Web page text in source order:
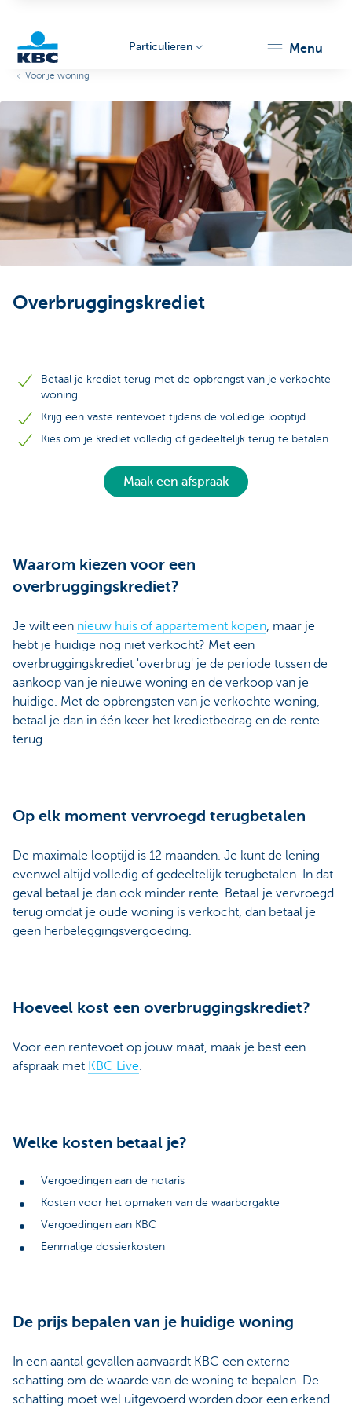
Particulieren
Particulieren menu
Voor je woning
Overbruggingskrediet
Betaal je krediet terug met de opbrengst van je verkochte
woning
Krijg een vaste rentevoet tijdens de volledige looptijd
Kies om je krediet volledig of gedeeltelijk terug te betalen
Maak een afspraak
Waarom kiezen voor een
overbruggingskrediet?
Je wilt een nieuw huis of appartement kopen, maar je
hebt je huidige nog niet verkocht? Met een
overbruggingskrediet 'overbrug' je de periode tussen de
aankoop van je nieuwe woning en de verkoop van je
huidige. Met de opbrengsten van je verkochte woning,
betaal je dan in één keer het kredietbedrag en de rente
terug.
Op elk moment vervroegd terugbetalen
De maximale looptijd is 12 maanden. Je kunt de lening
evenwel altijd volledig of gedeeltelijk terugbetalen. In dat
geval betaal je dan ook minder rente. Betaal je vervroegd
terug omdat je oude woning is verkocht, dan betaal je
geen herbeleggingsvergoeding.
Hoeveel kost een overbruggingskrediet?
Voor een rentevoet op jouw maat, maak je best een
afspraak met KBC Live.
Welke kosten betaal je?
Vergoedingen aan de notaris
Kosten voor het opmaken van de waarborgakte
Vergoedingen aan KBC
Eenmalige dossierkosten
De prijs bepalen van je huidige woning
In een aantal gevallen aanvaardt KBC een externe
schatting om de waarde van de woning te bepalen. De
schatting moet wel uitgevoerd worden door een erkend